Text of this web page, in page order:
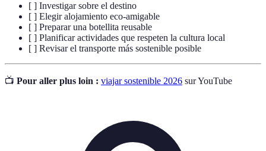
[ ] Investigar sobre el destino
[ ] Elegir alojamiento eco-amigable
[ ] Preparar una botellita reusable
[ ] Planificar actividades que respeten la cultura local
[ ] Revisar el transporte más sostenible posible
📺 Pour aller plus loin : viajar sostenible 2026 sur YouTube